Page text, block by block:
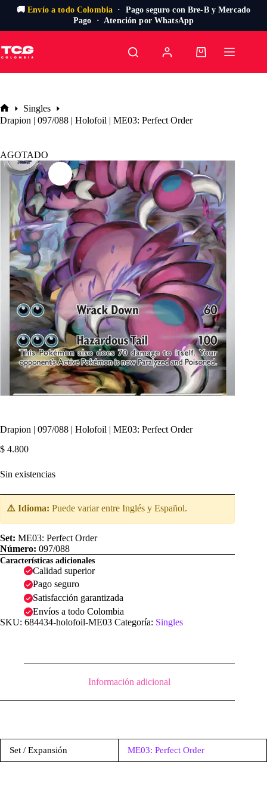
🚚Envío a todo Colombia · Pago seguro con Bre-B y Mercado
Pago · Atención por WhatsApp
al
contenido
Carro
Inicio
Singles
Drapion | 097/088 | Holofoil | ME03: Perfect Order
AGOTADO
Drapion | 097/088 | Holofoil | ME03: Perfect Order
$ 4.800
Sin existencias
⚠️ Idioma: Puede variar entre Inglés y Español.
Set: ME03: Perfect Order
Número: 097/088
Características adicionales
Calidad superior
Pago seguro
Satisfacción garantizada
Envíos a todo Colombia
SKU: 684434-holofoil-ME03 Categoría: Singles
Información adicional
Set / Expansión ME03: Perfect Order